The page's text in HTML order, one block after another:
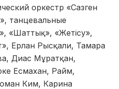
оркестр «Сазген
танцевальные
«Шаттық», «Жетісу»,
Ерлан Рысқали, Тамара
Диас Мұратқан,
Есмахан, Райм,
Ким, Карина